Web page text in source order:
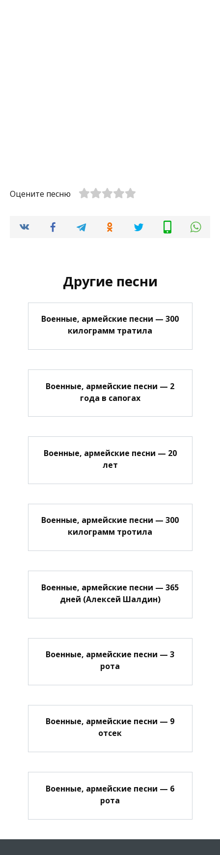
Оцените песню
Другие песни
Военные, армейские песни — 300
килограмм тратила
Военные, армейские песни — 2
года в сапогах
Военные, армейские песни — 20
лет
Военные, армейские песни — 300
килограмм тротила
Военные, армейские песни — 365
дней (Алексей Шалдин)
Военные, армейские песни — 3
рота
Военные, армейские песни — 9
отсек
Военные, армейские песни — 6
рота